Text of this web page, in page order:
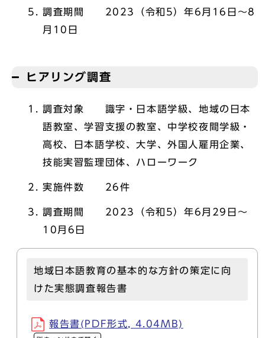
調査期間 2023（令和5）年6月16日～8
月10日
ヒアリング調査
調査対象 識字・日本語学級、地域の日本
語教室、学習支援の教室、中学校夜間学級・
高校、日本語学校、大学、外国人雇用企業、
技能実習監理団体、ハローワーク
実施件数 26件
調査期間 2023（令和5）年6月29日～
10月6日
地域日本語教育の基本的な方針の策定に向
けた実態調査報告書
報告書(PDF形式, 4.04MB)